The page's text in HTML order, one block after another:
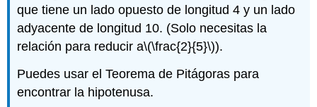
que tiene un lado opuesto de longitud 4 y un lado
adyacente de longitud 10. (Solo necesitas la
relación para reducir a\(\frac{2}{5}\)).
Puedes usar el Teorema de Pitágoras para
encontrar la hipotenusa.